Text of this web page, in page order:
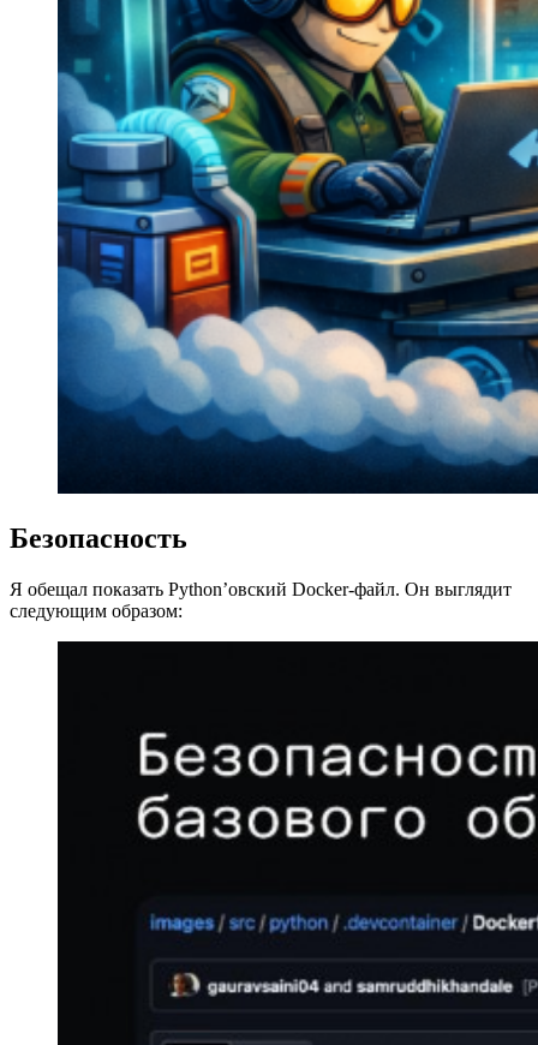
Безопасность
Я обещал показать Python’овский Docker-файл. Он выглядит
следующим образом: